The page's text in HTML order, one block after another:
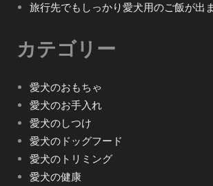
旅行先でもしっかり愛犬用のご飯が出
カテゴリー
愛犬のおもちゃ
愛犬のお手入れ
愛犬のしつけ
愛犬のドッグフード
愛犬のトリミング
愛犬の健康